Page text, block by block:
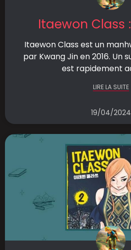
Itaewon Class
Itaewon Class est un
par Kwang Jin en 2016. Un
est rapidement
LIRE LA SUITE
19/04/2024